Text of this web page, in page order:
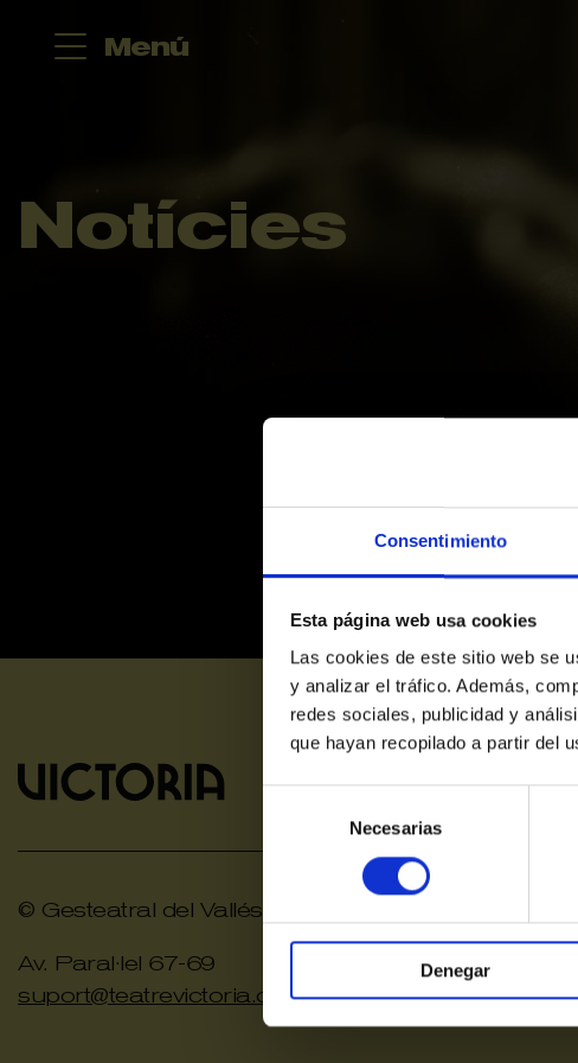
Consentimiento
Esta página web usa cookies
Las cookies de este sitio web se
y analizar el tráfico. Además,
redes sociales, publicidad y
que hayan recopilado a partir del
consentimiento
Necesarias
Denegar
Menú
Notícies
© Gesteatral del Vallés SLU
Av. Paral·lel 67-69
suport@teatrevictoria.com